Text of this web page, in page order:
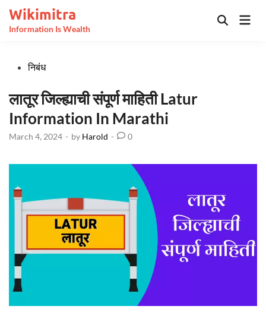
content
Wikimitra
Information Is Wealth
Open
Postedनिबंध
लातूर जिल्ह्याची संपूर्ण माहिती Latur
Information In Marathi
March 4, 2024 - by Harold - 0